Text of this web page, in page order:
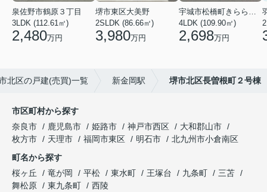
泉佐野市鶴原３丁目
3LDK (112.61㎡)
2,480万円
堺市東区大美野
2SLDK (86.66㎡)
3,980万円
4LDK (109.90㎡)
2,698万円
北区の戸建(売買)一覧 新金岡駅 堺市北区長曽根町２号棟
市区町村から探す
奈良市
鹿児島市 姫路市 神戸市西区
大和郡山市
枚方市
天理市 福岡市東区 明石市
北九州市小倉南区
町名から探す
桜ヶ丘
竜が岡 平松 東水町 王塚台 九条町
三苫
舞松原
東九条町
西陵